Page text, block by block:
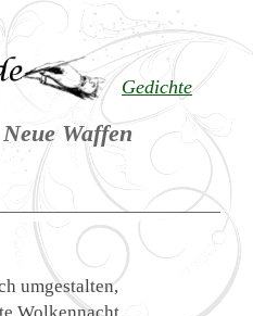
Gedichte
Neue Waffen
umgestalten,
Wolkennacht